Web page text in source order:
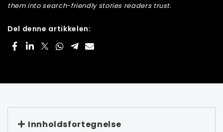
them into search-friendly stories readers trust.
Del denne artikkelen:
Innholdsfortegnelse